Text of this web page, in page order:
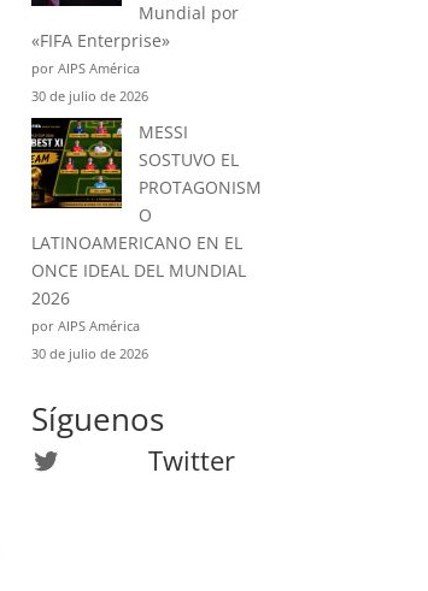
Mundial por
«FIFA Enterprise»
por AIPS América
30 de julio de 2026
MESSI
SOSTUVO EL
PROTAGONISM
O
LATINOAMERICANO EN EL
ONCE IDEAL DEL MUNDIAL
2026
por AIPS América
30 de julio de 2026
Síguenos
Twitter Twitter